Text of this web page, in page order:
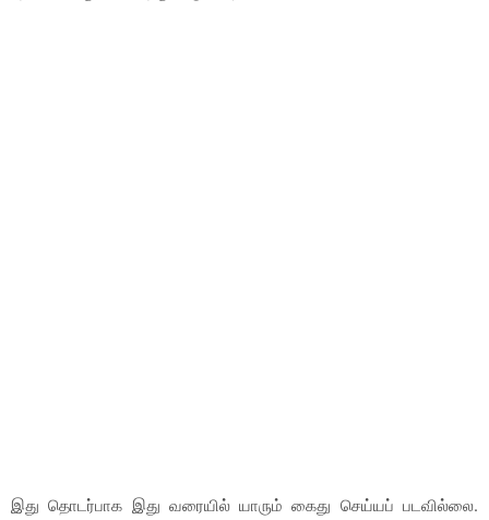
இது தொடர்பாக இது வரையில் யாரும் கைது செய்யப் படவில்லை.